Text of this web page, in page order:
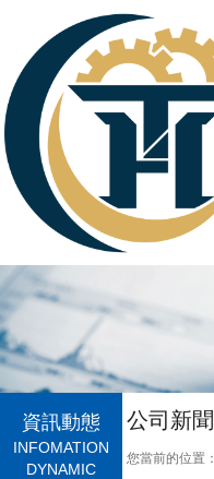
資訊動態
INFOMATION
DYNAMIC
公司新聞
您當前的位置：